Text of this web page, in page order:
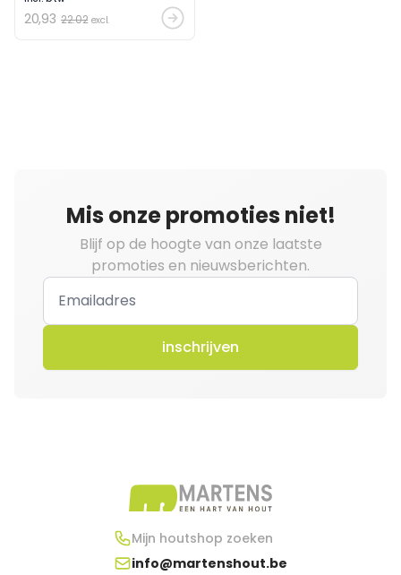
en onderhoudsvriendelijk.
20,93 22.02 excl.
Mis onze promoties niet!
Blijf op de hoogte van onze laatste
promoties en nieuwsberichten.
inschrijven
Mijn houtshop zoeken
info@martenshout.be